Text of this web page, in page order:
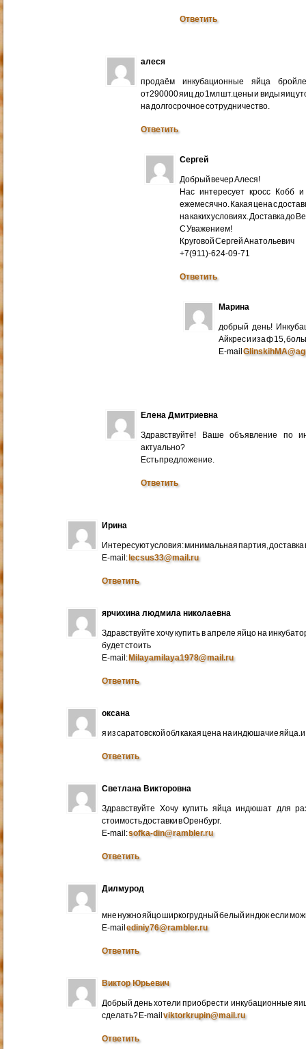
Ответить
алеся
продаём инкубационные яйца
от290000 яиц до 1мл шт.цены и виды яиц
на долгосрочное сотрудничество.
Ответить
Сергей
Добрый вечер Алеся!
Нас интересует кросс Кобб
ежемесячно. Какая цена с
на каких условиях. Доставка до
С Уважением!
Круговой Сергей Анатольевич
+7(911)-624-09-71
Ответить
Марина
добрый день!
Айкрес и иза ф 15,
E-mail
Елена Дмитриевна
Здравствуйте! Ваше объявление по
актуально?
Есть предложение.
Ответить
Ирина
Интересуют условия: минимальная партия, доставка
E-mail:lecsus33@mail.ru
Ответить
ярчихина людмила николаевна
Здравствуйте хочу купить в апреле яйцо на
будет стоить
E-mail:Milayamilaya1978@mail.ru
Ответить
оксана
я из саратовской обл какая цена на индюшачие яйца.и
Ответить
Светлана Викторовна
Здравствуйте Хочу купить яйца индюшат для
стоимость доставки в Оренбург.
E-mail:sofka-din@rambler.ru
Ответить
Дилмурод
мне нужно яйцо ширкогрудный белый индюк если
E-mailediniy76@rambler.ru
Ответить
Виктор Юрьевич
Добрый день хотели приобрести инкубационные
сделать? E-mailviktorkrupin@mail.ru
Ответить